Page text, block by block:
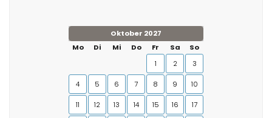
Oktober 2027
Mo
Di Mi Do Fr Sa
So
1
2 3
4 5 6 7 8 9 10
11 12 13 14 15 16 17